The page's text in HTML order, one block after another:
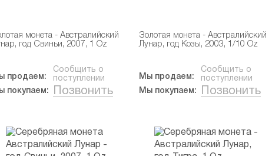
монета - Австралийский
год Свиньи, 2007, 1 Oz
продаем:
Сообщить о
поступлении
покупаем:
Позвонить
Золотая монета - Австралийский
Лунар, год Козы, 2003, 1/10 Oz
Мы продаем:
Сообщить о
поступлении
Мы покупаем:
Позвонить